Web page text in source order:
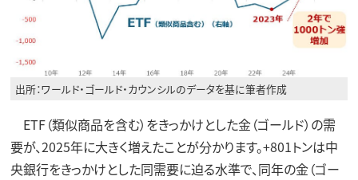
出所：ワールド・ゴールド・カウンシルのデータを基に筆者作成
ETF（類似商品を含む）をきっかけとした金（ゴールド）の需
要が、2025年に大きく増えたことが分かります。+801トンは中
央銀行をきっかけとした同需要に迫る水準で、同年の金（ゴー